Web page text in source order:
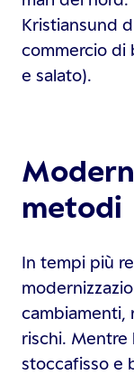
Kristiansund
commercio di
e salato).
metodi
In tempi più
cambiamenti,
rischi. Mentre
stoccafisso e